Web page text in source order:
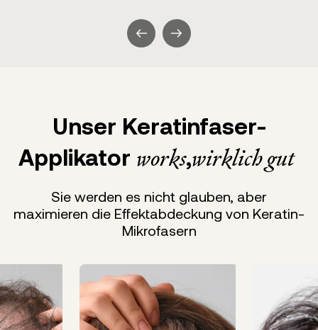
Unser Keratinfaser-
Applikator works,wirklich gut​​
Sie werden es nicht glauben, aber
maximieren die Effektabdeckung von Keratin-
Mikrofasern